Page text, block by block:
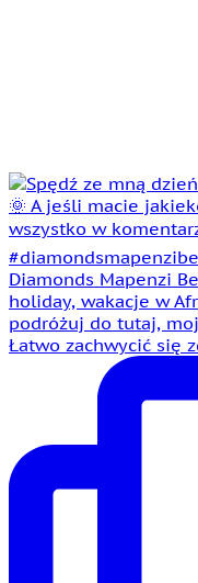
Łatwo zachwycić się